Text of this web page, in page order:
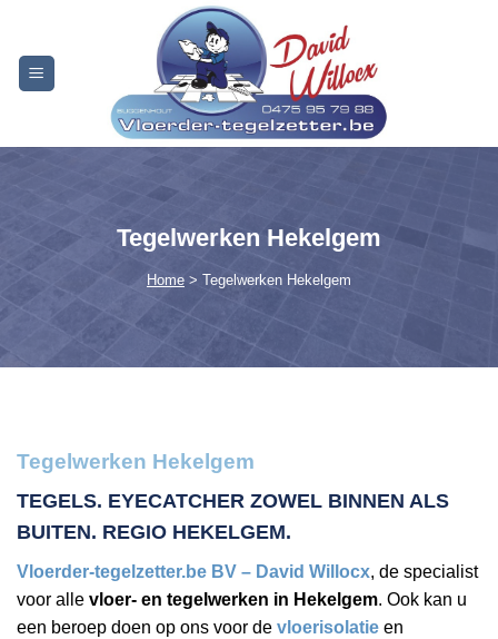
content
Tegelwerken Hekelgem
Home > Tegelwerken Hekelgem
Tegelwerken Hekelgem
TEGELS. EYECATCHER ZOWEL BINNEN ALS
BUITEN. REGIO HEKELGEM.
Vloerder-tegelzetter.be BV – David Willocx, de specialist
voor alle vloer- en tegelwerken in Hekelgem. Ook kan u
een beroep doen op ons voor de vloerisolatie en